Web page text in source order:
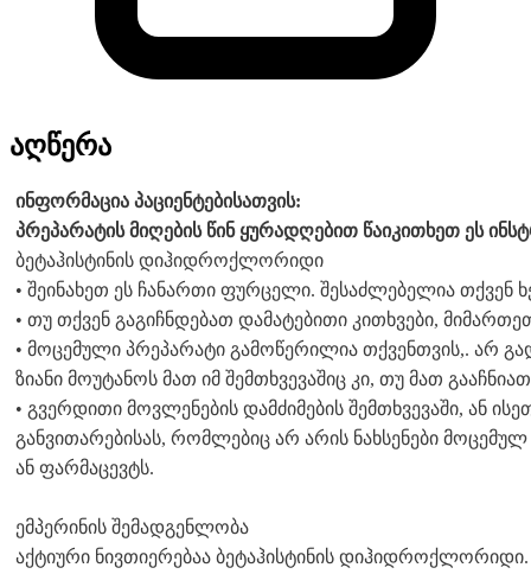
აღწერა
ინფორმაცია პაციენტებისათვის:
პრეპარატის მიღების წინ ყურადღებით წაიკითხეთ ეს
ბეტაჰისტინის დიჰიდროქლორიდი
• შეინახეთ ეს ჩანართი ფურცელი. შესაძლებელია
• თუ თქვენ გაგიჩნდებათ დამატებითი კითხვები,
• მოცემული პრეპარატი გამოწერილია თქვენთვის,. არ
ზიანი მოუტანოს მათ იმ შემთხვევაშიც კი, თუ მათ
• გვერდითი მოვლენების დამძიმების შემთხვევაში, ან
განვითარებისას, რომლებიც არ არის ნახსენები
ან ფარმაცევტს.
ემპერინის შემადგენლობა
აქტიური ნივთიერებაა ბეტაჰისტინის დიჰიდროქლორიდი.